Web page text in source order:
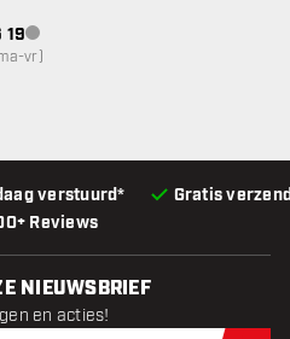
Reviews
verstuurd* Gratis
19klantenservice niet beschikbaar
vr)
NIEUWSBRIEF
en acties!